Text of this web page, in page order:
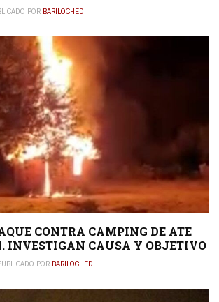
POR BARILOCHED
CONTRA CAMPING DE ATE
INVESTIGAN CAUSA Y OBJETIVO
POR BARILOCHED